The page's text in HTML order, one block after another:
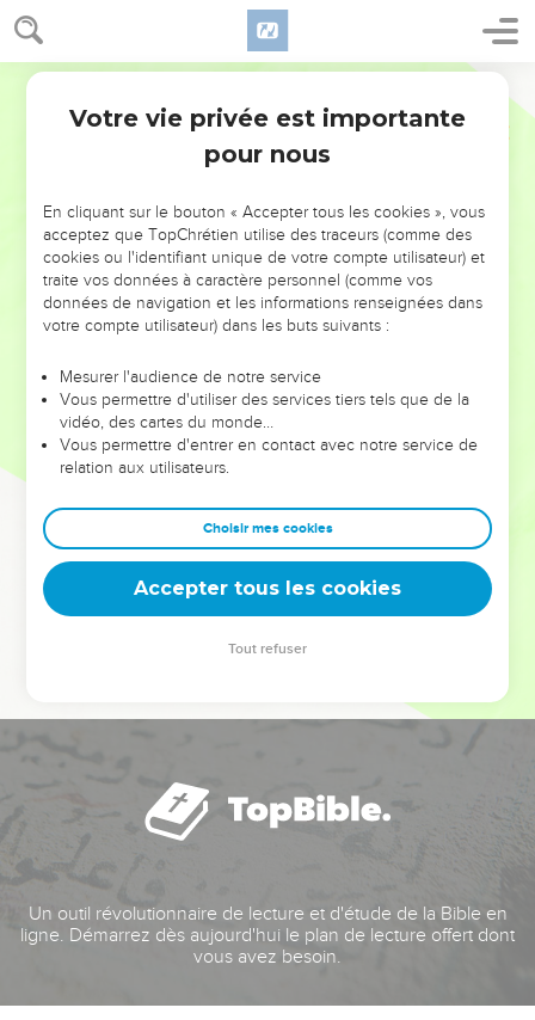
NE MANQUEZ PAS L’ÉVÉNEMENT
DE L’ANNÉE !
ET SI LEURS ERREURS POUVAIENT VOUS ÉVITER LES
VOTRES ?
leur foi ou leur vision. Mais on voit moins les doutes, les erreurs
et les saisons difficiles qu'ils ont traversés, alors même que ce
sont elles qui les ont façonnés.
Dans cette conférence, leaders, entrepreneurs, et responsables
clés pour avancer avec plus de sagesse afin que leurs erreurs
deviennent vos tremplins. Que vous guidiez un ministère, une
équipe, un groupe ou une famille, leur expérience est faite
Un outil révolutionnaire de lecture et d'étude de la Bible en
ligne. Démarrez dès aujourd'hui le plan de lecture offert dont
vous avez besoin.
Votre vie privée est importante
pour nous
En cliquant sur le bouton « Accepter tous les cookies », vous
acceptez que TopChrétien utilise des traceurs (comme des
cookies ou l'identifiant unique de votre compte utilisateur) et
traite vos données à caractère personnel (comme vos
données de navigation et les informations renseignées dans
votre compte utilisateur) dans les buts suivants :
Mesurer l'audience de notre service
Vous permettre d'utiliser des services tiers tels que de la
vidéo, des cartes du monde…
Vous permettre d'entrer en contact avec notre service de
relation aux utilisateurs.
Choisir mes cookies
Accepter tous les cookies
Tout refuser